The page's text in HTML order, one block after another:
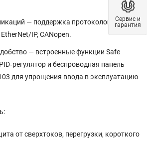
— поддержка протоколов
IP, CANopen.
— встроенные функции Safe
и беспроводная панель
для упрощения ввода в эксплуатацию
от сверхтоков, перегрузки, короткого
Сервис и
гарантия